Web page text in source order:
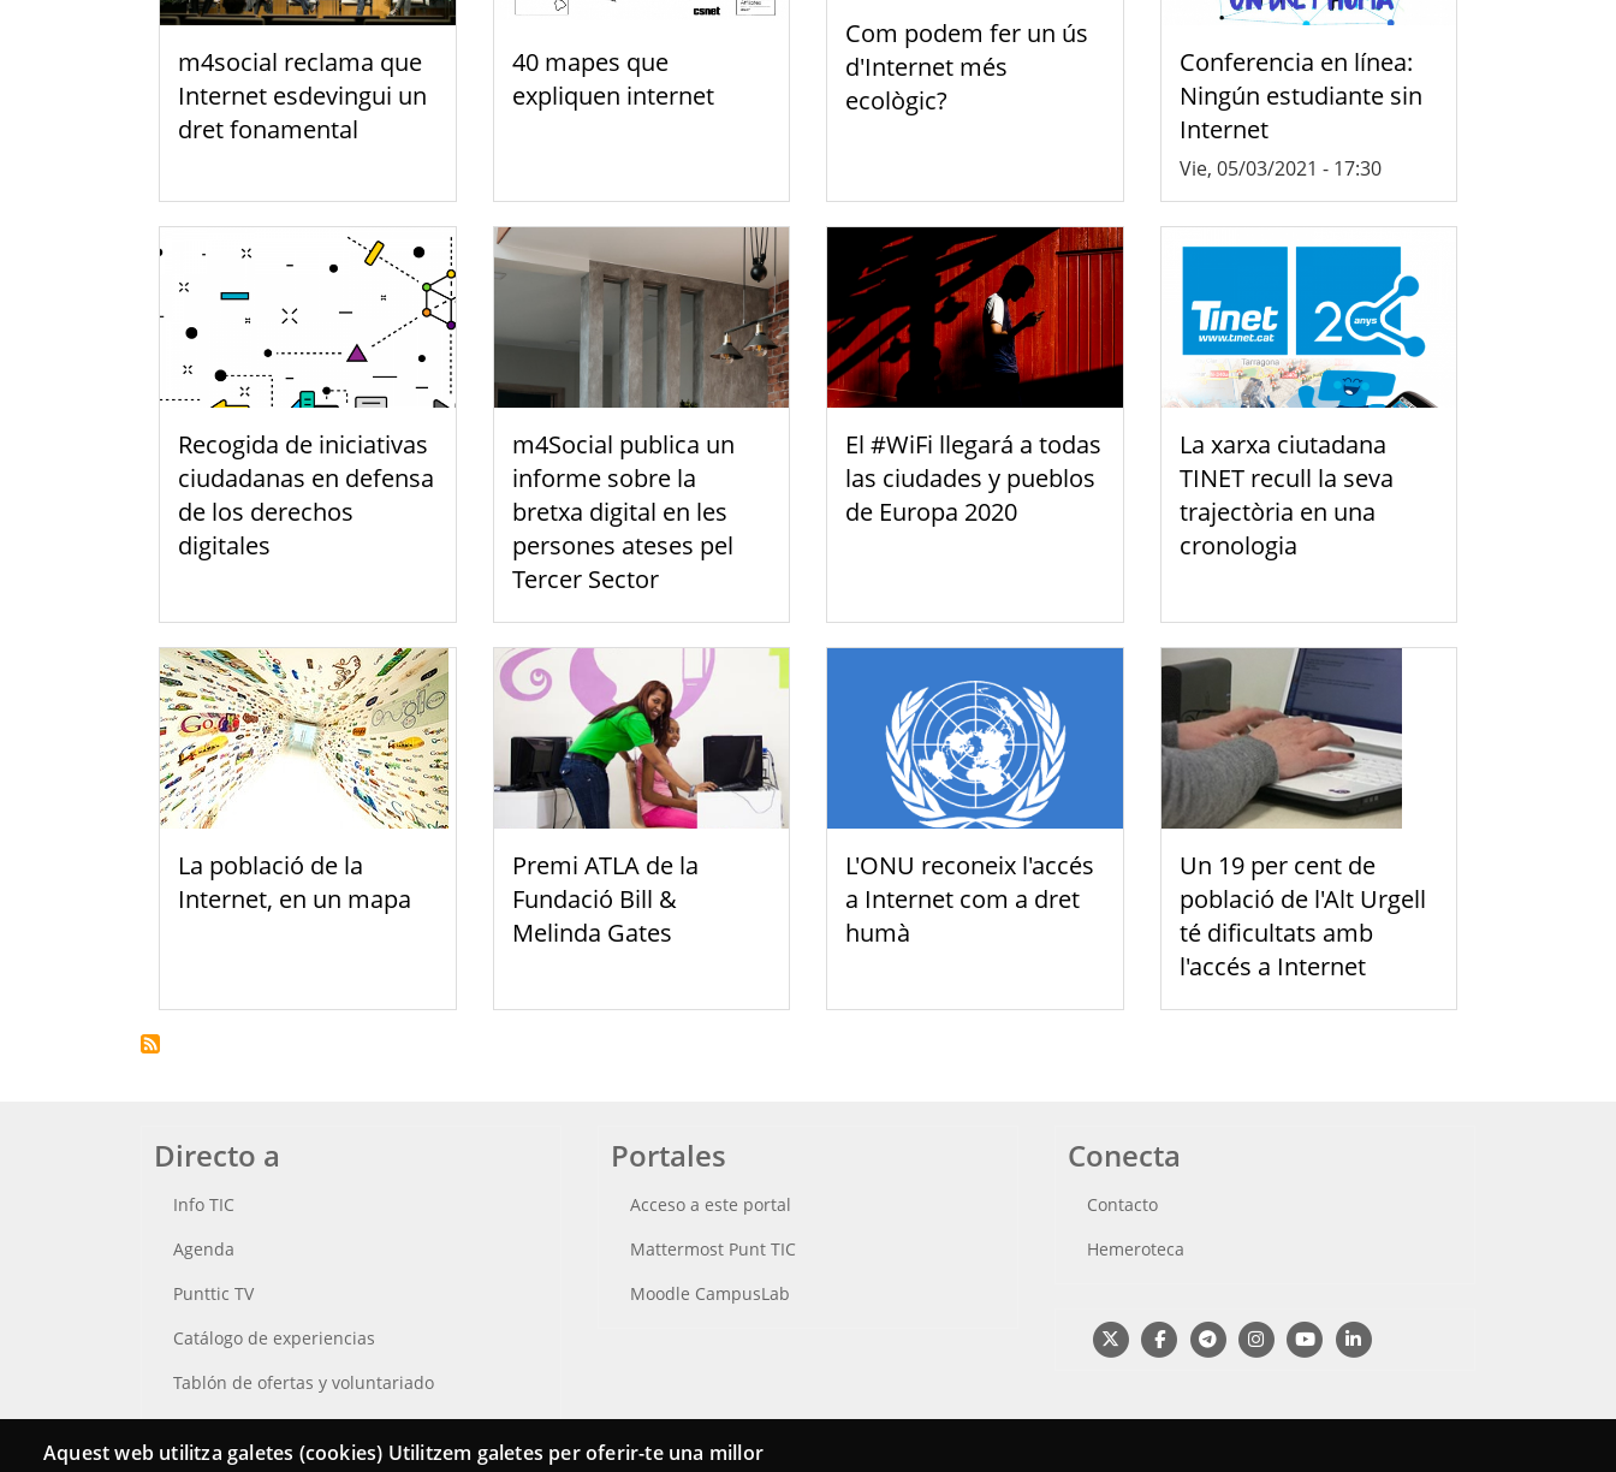
m4social reclama que
Internet esdevingui un
dret fonamental
40 mapes que
expliquen internet
Com podem fer un ús
d'Internet més
ecològic?
Conferencia en línea:
Ningún estudiante sin
Internet
Vie, 05/03/2021 - 17:30
Recogida de iniciativas
ciudadanas en defensa
de los derechos
digitales
m4Social publica un
informe sobre la
bretxa digital en les
persones ateses pel
Tercer Sector
El #WiFi llegará a todas
las ciudades y pueblos
de Europa 2020
La xarxa ciutadana
TINET recull la seva
trajectòria en una
cronologia
La població de la
Internet, en un mapa
Premi ATLA de la
Fundació Bill &
Melinda Gates
L'ONU reconeix l'accés
a Internet com a dret
humà
Un 19 per cent de
població de l'Alt Urgell
té dificultats amb
l'accés a Internet
Directo a
Info TIC
Agenda
Punttic TV
Catálogo de experiencias
Tablón de ofertas y voluntariado
Busca tu Punt TIC
Portales
Acceso a este portal
Mattermost Punt TIC
Moodle CampusLab
Conecta
Contacto
Hemeroteca
Aquest web utilitza galetes (cookies) Utilitzem galetes per oferir-te una millor